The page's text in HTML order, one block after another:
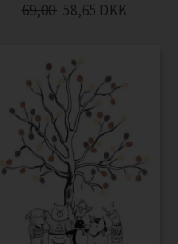
69,00 58,65 DKK